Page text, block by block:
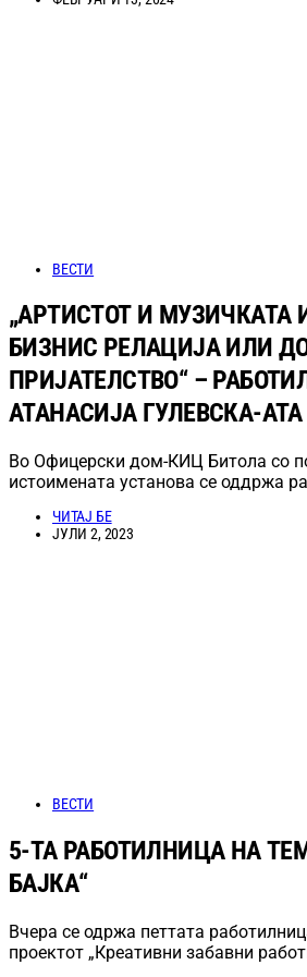
ВЕСТИ
„АРТИСТОТ И МУЗИЧКАТА
БИЗНИС РЕЛАЦИЈА ИЛИ
ПРИЈАТЕЛСТВО“ –
АТАНАСИЈА ГУЛЕВСКА-АТА
Во Офицерски дом-КИЦ Битола со
истоимената установа се оддржа
ЧИТАЈ БЕ
ЈУЛИ 2, 2023
ВЕСТИ
5-ТА РАБОТИЛНИЦА НА
БАЈКА“
Вчера се одржа петтата
проектот „Креативни забавни